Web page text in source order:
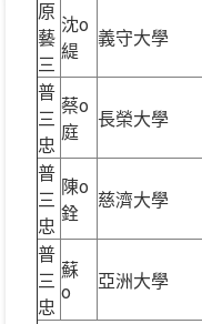
原
藝
三
沈o
緹
義守大學
普
三
忠
蔡o
庭
長榮大學
普
三
忠
陳o
銓
慈濟大學
普
三
忠
蘇
o
亞洲大學